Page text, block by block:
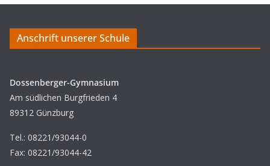
Anschrift unserer Schule
Dossenberger-Gymnasium
Am südlichen Burgfrieden 4
89312 Günzburg
Tel.: 08221/93044-0
Fax: 08221/93044-42